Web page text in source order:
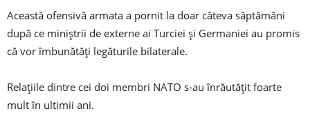
Această ofensivă armata a pornit la doar câteva săptămâni
după ce miniștrii de externe ai Turciei și Germaniei au promis
că vor îmbunătăți legăturile bilaterale.
Relațiile dintre cei doi membri NATO s-au înrăutățit foarte
mult în ultimii ani.